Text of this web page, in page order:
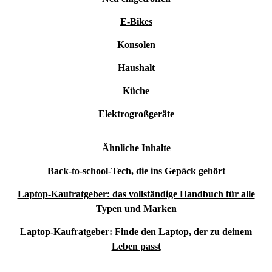
E-Bikes
Konsolen
Haushalt
Küche
Elektrogroßgeräte
Ähnliche Inhalte
Back-to-school-Tech, die ins Gepäck gehört
Laptop-Kaufratgeber: das vollständige Handbuch für alle
Typen und Marken
Laptop-Kaufratgeber: Finde den Laptop, der zu deinem
Leben passt